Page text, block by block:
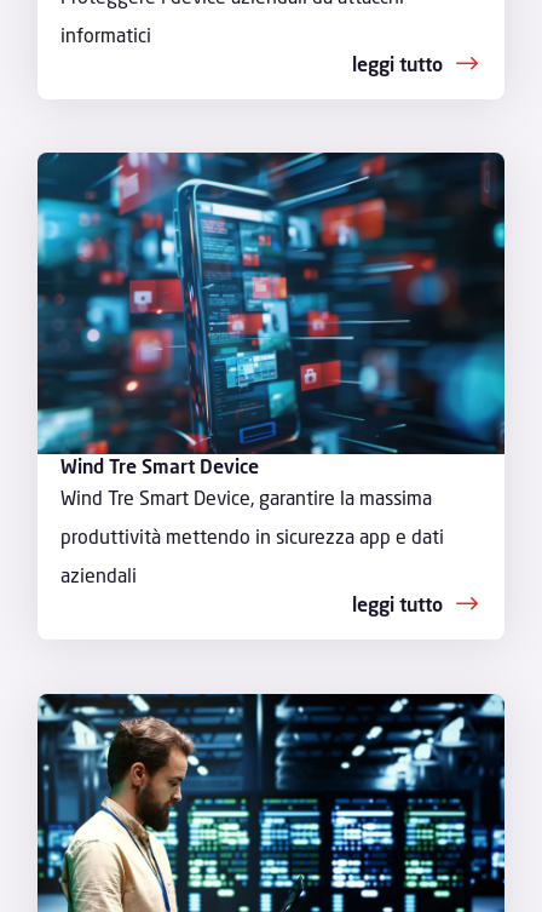
informatici
leggi tutto
Wind Tre Smart Device
Wind Tre Smart Device, garantire la massima
produttività mettendo in sicurezza app e dati
aziendali
leggi tutto